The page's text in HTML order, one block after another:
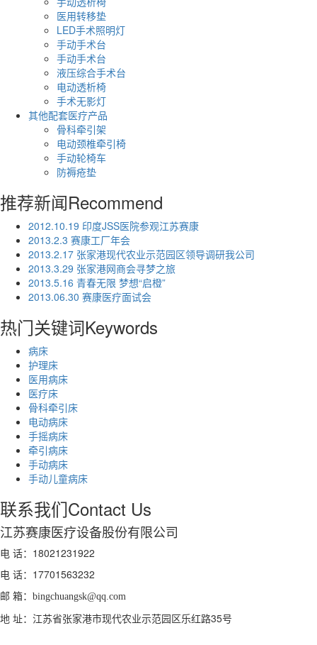
医用转移垫
LED手术照明灯
手动手术台
手动手术台
液压综合手术台
电动透析椅
手术无影灯
其他配套医疗产品
骨科牵引架
电动颈椎牵引椅
手动轮椅车
防褥疮垫
推荐新闻Recommend
2012.10.19 印度JSS医院参观江苏赛康
2013.2.3 赛康工厂年会
2013.2.17 张家港现代农业示范园区领导调研我公司
2013.3.29 张家港网商会寻梦之旅
2013.5.16 青春无限 梦想“启橙”
2013.06.30 赛康医疗面试会
热门关键词Keywords
病床
护理床
医用病床
医疗床
骨科牵引床
电动病床
手摇病床
牵引病床
手动病床
手动儿童病床
联系我们Contact Us
江苏赛康医疗设备股份有限公司
电 话：18021231922
电 话： 17701563232
邮 箱： bingchuangsk@qq.com
地 址：江苏省张家港市现代农业示范园区乐红路35号